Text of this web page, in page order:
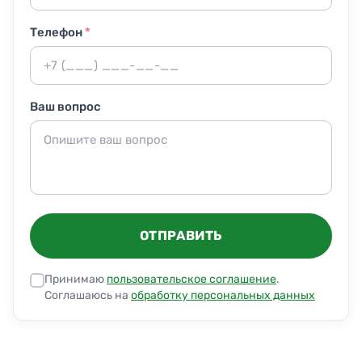
Телефон*
Ваш вопрос
ОТПРАВИТЬ
Принимаю пользовательское соглашение.
Соглашаюсь на обработку персональных данных